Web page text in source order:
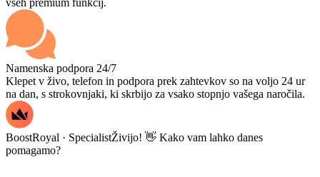
vseh premium funkcij.
Namenska podpora 24/7
Klepet v živo, telefon in podpora prek zahtevkov so na voljo 24 ur
na dan, s strokovnjaki, ki skrbijo za vsako stopnjo vašega naročila.
BoostRoyal · SpecialistŽivijo! 👋 Kako vam lahko danes
pomagamo?